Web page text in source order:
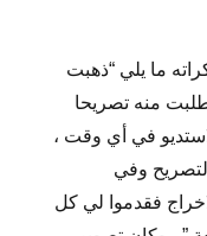
ما يلي “ذهبت
منه تصريحا
في أي وقت ،
وفي
فقدموا لي كل